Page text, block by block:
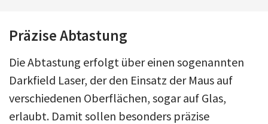
PräziseAbtastung
Die Abtastung erfolgt über einen sogenannten
Darkfield Laser, der den Einsatz der Maus auf
verschiedenen Oberflächen, sogar auf Glas,
erlaubt. Damit sollen besonders präzise